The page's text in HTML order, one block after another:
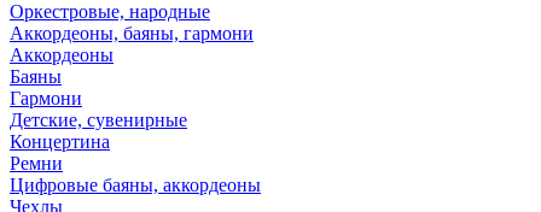
Оркестровые, народные
Аккордеоны, баяны, гармони
Аккордеоны
Баяны
Гармони
Детские, сувенирные
Концертина
Ремни
Цифровые баяны, аккордеоны
Чехлы